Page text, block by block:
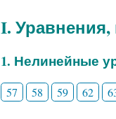
I.
1. Нелинейные
57 58 59 62